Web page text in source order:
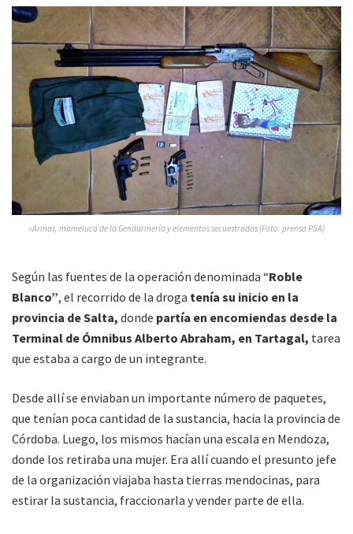
»Armas, mameluco de la Gendarmería y elementos secuestrados (Foto: prensa PSA)
Según las fuentes de la operación denominada “Roble
Blanco”, el recorrido de la droga tenía su inicio en la
provincia de Salta, donde partía en encomiendas desde la
Terminal de Ómnibus Alberto Abraham, en Tartagal, tarea
que estaba a cargo de un integrante.
Desde allí se enviaban un importante número de paquetes,
que tenían poca cantidad de la sustancia, hacia la provincia de
Córdoba. Luego, los mismos hacían una escala en Mendoza,
donde los retiraba una mujer. Era allí cuando el presunto jefe
de la organización viajaba hasta tierras mendocinas, para
estirar la sustancia, fraccionarla y vender parte de ella.